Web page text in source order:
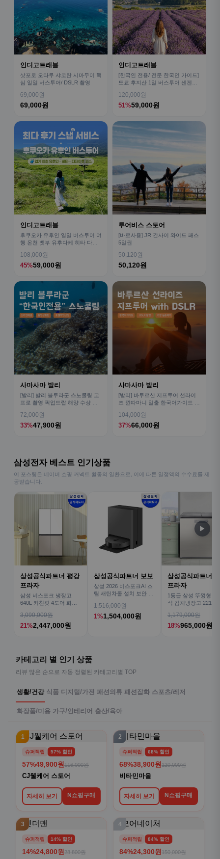
인디고트래블
삿포로 오타루 샤코탄 시마무이 핵
심 일일 버스투어/ DSLR 촬영
69,000원
69,000원
인디고트래블
[한국인 전용/ 전문 한국인 가이드]
도쿄 후지산 1일 버스투어 센겐공
120,000원
51%59,000원
인디고트래블
후쿠오카 유후인 일일 버스투어 여
행 온천 벳부 유후다케 히타 다자
108,000원
45%59,000원
투어비스 스토어
[바로사용] JR 간사이 와이드 패스
5일권
50,120원
50,120원
사마사마 발리
[발리] 발리 블루라군 스노쿨링 고
프로 촬영 픽업드랍 해양 수상 액
72,000원
33%47,900원
사마사마 발리
[발리] 바투르산 지프투어 선라이
즈 낀따마니 일출 한국어가이드 우
104,000원
37%66,000원
삼성전자 베스트 인기상품
이 포스팅은 네이버 쇼핑 커넥트 활동의 일환으로, 이에 따른 일정액의 수수료를 제
공받습니다.
삼성공식파트너 평강
프라자
삼성 비스포크 냉장고
640L 키친핏 4도어 화이
3,090,000원
21%2,447,000원
삼성공식파트너 보보
삼성 2026 비스포크AI 스
팀 새틴차콜 설치 보안 안
1,516,000원
1%1,504,000원
삼성공식파트너
프라자
1등급 삼성 뚜껑형 뚜
식 김치냉장고 221L
버 RP22C3111Z1
1,179,000원
18%965,000원
▶
카테고리 별 인기 상품
리뷰 많은 순으로 자동 정렬된 카테고리별 TOP
생활/건강 식품 디지털/가전 패션의류 패션잡화 스포츠/레저
화장품/미용 가구/인테리어 출산/육아
1
슈퍼적립 57% 할인
57%49,900원 116,000원
CJ웰케어 스토어
자세히 보기 N쇼핑구매
2
슈퍼적립 68% 할인
68%38,900원 120,000원
비타민마을
자세히 보기 N쇼핑구매
3
슈퍼적립 14% 할인
14%24,800원 28,800원
4
슈퍼적립 84% 할인
84%24,300원 150,000원